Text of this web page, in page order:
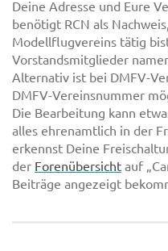
Deine Adresse und Eure
benötigt RCN als
Modellflugvereins tätig
Vorstandsmitglieder
Alternativ ist bei DMFV-
DMFV-Vereinsnummer
Die Bearbeitung kann
alles ehrenamtlich in der
erkennst Deine
der Forenübersicht auf
Beiträge angezeigt